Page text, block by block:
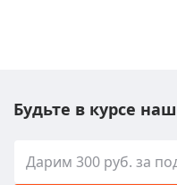
Будьте в курсе